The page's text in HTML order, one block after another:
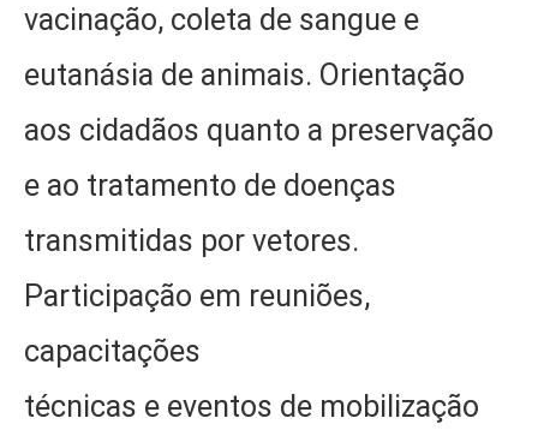
vacinação, coleta de sangue e
eutanásia de animais. Orientação
aos cidadãos quanto a preservação
e ao tratamento de doenças
transmitidas por vetores.
Participação em reuniões,
capacitações
técnicas e eventos de mobilização